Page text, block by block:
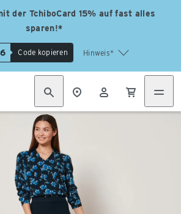
der TchiboCard 15% auf fast alles
sparen!*
Code kopieren Hinweis*